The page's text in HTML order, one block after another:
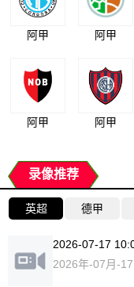
阿甲 阿甲
阿甲 阿甲
录像推荐
英超 德甲
2026-07-17
2026年-07月-17